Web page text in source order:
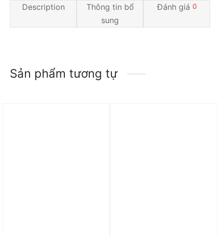
Description
Thông tin bổ
sung
Đánh giá 0
Sản phẩm tương tự